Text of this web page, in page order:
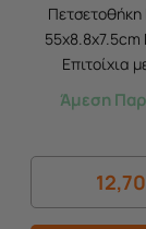
55x8.8x7.5cm
Επιτοίχια
Διάφανη
Άμεση
12,70